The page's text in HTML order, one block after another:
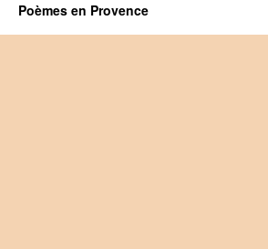
Poèmes en Provence